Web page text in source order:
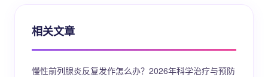
相关文章
慢性前列腺炎反复发作怎么办？2026年科学治疗与预防